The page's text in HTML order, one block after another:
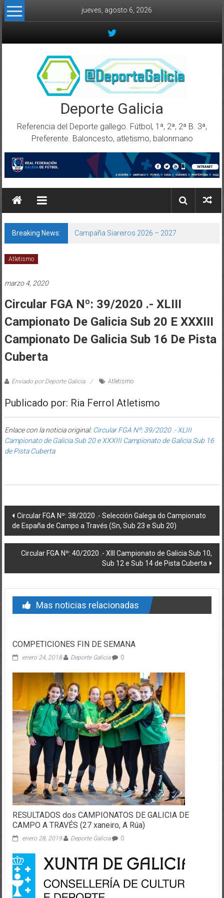
Skip to content
jueves, agosto 6, 2026
Deporte Galicia
Referencia del Deporte gallego. Fútbol, 1ª, 2ª, 2ª B. 3ª,
Preferente. Baloncesto, atletismo, balonmano
Breaking News: Campaña Siareiros 2026 – 2027
Atletismo
marzo 4, 2020
Circular FGA Nº: 39/2020 .- XLIII
Campionato De Galicia Sub 20 E XXXIII
Campionato De Galicia Sub 16 De Pista
Cuberta
Enviado por:Deporte Galicia Atletismo
Publicado por: Ria Ferrol Atletismo
Enlace con la noticia original:Circular FGA Nº: 39/2020 .- XLIII
Campionato de Galicia Sub 20 e XXXIII Campionato de Galicia Sub 16
de Pista Cuberta
Post navigation
Circular FGA Nº: 38/2020 .- Selección Galega do Campionato
de España de Campo a Través (Sn, Sub 23 e Sub 20)
Circular FGA Nº: 40/2020 .- XIII Campionato de Galicia Sub 10,
Sub 12 e Sub 14 de Pista Cuberta
Mas noticias relacionadas
COMPETICIONES FIN DE SEMANA
enero 24, 2018 Deporte Galicia 0
RESULTADOS dos CAMPIONATOS DE GALICIA DE
CAMPO A TRAVÉS (27 xaneiro, A Rúa)
enero 28, 2019 Deporte Galicia 0